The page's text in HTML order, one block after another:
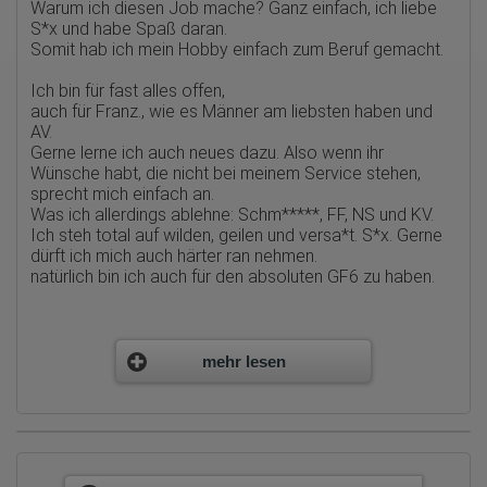
zusammengeführt.
Erhobene Informationen zum Besucherverhalten sind folgende:
Herkunft (Land und Stadt)
Sprache
Betriebssystem
Gerät (PC, Tablet-PC oder Smartphone)
Browser und alle verwendeten Add-ons
Auflösung des Computers
Besucherquelle (Facebook, Suchmaschine oder
verweisende Webseite)
Welche Dateien wurden heruntergeladen?
Welche Videos angeschaut?
Wurden Werbebanner angeklickt?
Wohin ging der Besucher? Klickte er auf weitere Seiten des
Ort der Verarbeitung:
Europäische Union & USA
auf unserer Website eingebunden sind, von Ihnen bereitgestellte
Warum ich diesen Job mache? Ganz einfach, ich liebe
S*x und habe Spaß daran.
Somit hab ich mein Hobby einfach zum Beruf gemacht.
Ich bin für fast alles offen,
auch für Franz., wie es Männer am liebsten haben und
AV.
Gerne lerne ich auch neues dazu. Also wenn ihr
Wünsche habt, die nicht bei meinem Service stehen,
sprecht mich einfach an.
Was ich allerdings ablehne: Schm*****, FF, NS und KV.
Ich steh total auf wilden, geilen und versa*t. S*x. Gerne
dürft ich mich auch härter ran nehmen.
natürlich bin ich auch für den absoluten GF6 zu haben.
respektvoll, denn ich will wirklich fest in diesem Job
bleiben und dazu brauche ich Kunden, die mich
mehr lesen